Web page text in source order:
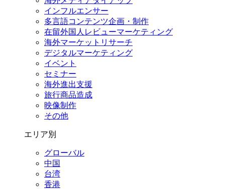
インフルエンサー
多言語コンテンツ企画・制作
在留外国⼈レビューマーケティング
海外マーケットリサーチ
デジタルマーケティング
イベント
セミナー
海外進出支援
旅行商品造成
映像制作
その他
エリア別
グローバル
中国
台湾
香港